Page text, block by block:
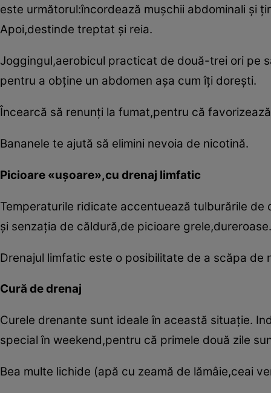
este următorul:încordează muşchii abdominali şi
Apoi,destinde treptat şi reia.
Joggingul,aerobicul practicat de două-trei ori pe
pentru a obţine un abdomen aşa cum îţi doreşti.
Încearcă să renunţi la fumat,pentru că
Bananele te ajută să elimini nevoia de nicotină.
Picioare «uşoare»,cu drenaj limfatic
Temperaturile ridicate accentuează tulburările
şi senzaţia de căldură,de picioare grele,dureroase.
Drenajul limfatic este o posibilitate de a scăpa de
Cură de drenaj
Curele drenante sunt ideale în această situaţie.
special în weekend,pentru că primele două zile
Bea multe lichide (apă cu zeamă de lămâie,ceai